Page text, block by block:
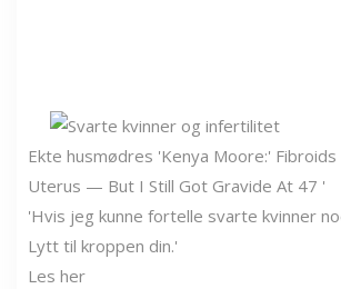
Ekte husmødres 'Kenya Moore:'
Uterus — But I Still Got Gravide At 47 '
'Hvis jeg kunne fortelle svarte kvinner
Lytt til kroppen din.'
Les her